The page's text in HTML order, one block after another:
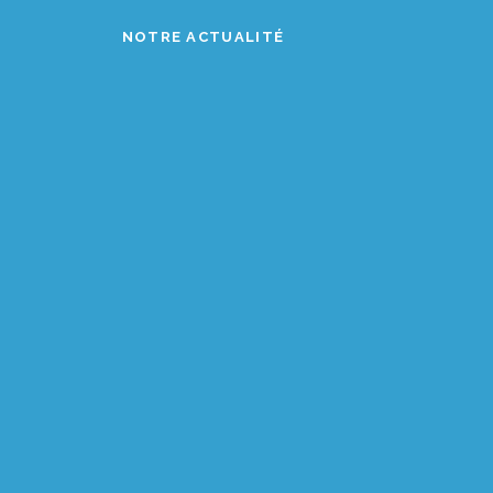
NOTRE ACTUALITÉ